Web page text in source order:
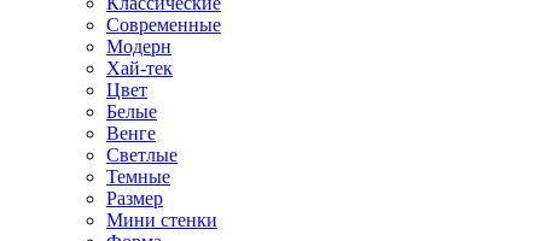
Современные
Модерн
Хай-тек
Цвет
Белые
Венге
Светлые
Темные
Размер
Мини стенки